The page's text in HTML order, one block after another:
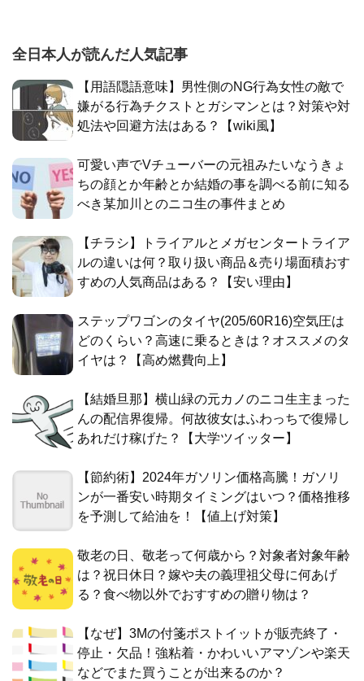
全日本人が読んだ人気記事
【用語隠語意味】男性側のNG行為女性の敵で
嫌がる行為チクストとガシマンとは？対策や対
処法や回避方法はある？【wiki風】
可愛い声でVチューバーの元祖みたいなうきょ
ちの顔とか年齢とか結婚の事を調べる前に知る
べき某加川とのニコ生の事件まとめ
【チラシ】トライアルとメガセンタートライア
ルの違いは何？取り扱い商品＆売り場面積おす
すめの人気商品はある？【安い理由】
ステップワゴンのタイヤ(205/60R16)空気圧は
どのくらい？高速に乗るときは？オススメのタ
イヤは？【高め燃費向上】
【結婚旦那】横山緑の元カノのニコ生主まった
んの配信界復帰。何故彼女はふわっちで復帰し
あれだけ稼げた？【大学ツイッター】
【節約術】2024年ガソリン価格高騰！ガソリ
ンが一番安い時期タイミングはいつ？価格推移
を予測して給油を！【値上げ対策】
敬老の日、敬老って何歳から？対象者対象年齢
は？祝日休日？嫁や夫の義理祖父母に何あげ
る？食べ物以外でおすすめの贈り物は？
【なぜ】3Mの付箋ポストイットが販売終了・
停止・欠品！強粘着・かわいいアマゾンや楽天
などでまた買うことが出来るのか？